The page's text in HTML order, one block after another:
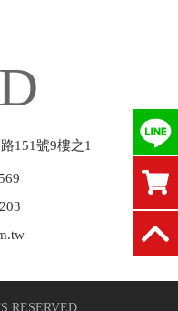
151號9樓之1
RESERVED.